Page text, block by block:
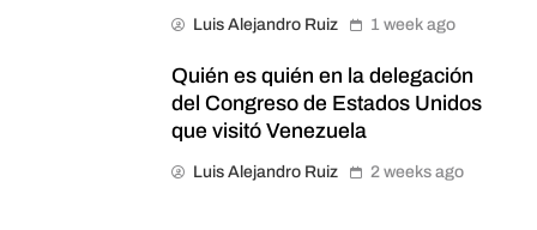
Luis Alejandro Ruiz 1 week ago
Quién es quién en la delegación
del Congreso de Estados Unidos
que visitó Venezuela
Luis Alejandro Ruiz 2 weeks ago